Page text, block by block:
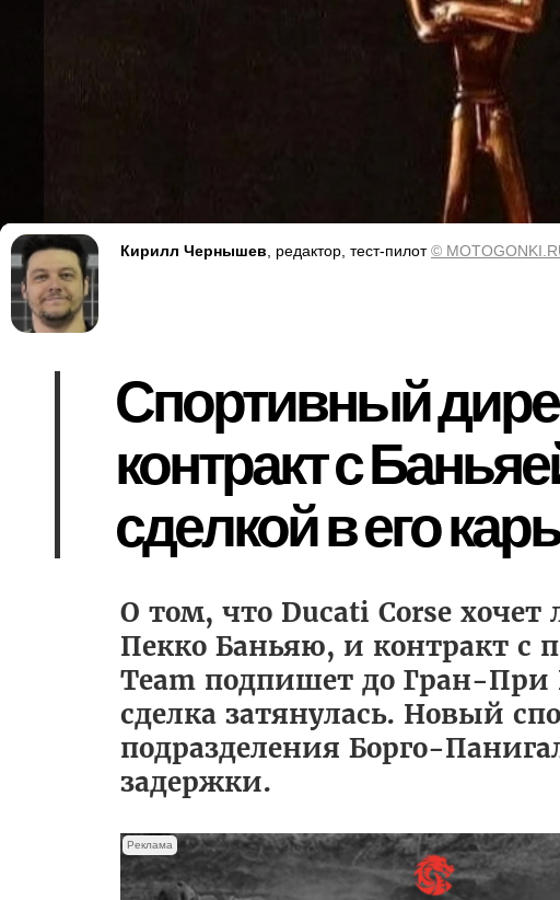
Кирилл Чернышев , редактор, тест-пилот©
Спортивный
контракт с
сделкой в его
О том, что Ducati Corse
Пекко Баньяю, и контракт с
Team подпишет до Гран-При
сделка затянулась. Новый
подразделения Борго-
задержки.
Реклама